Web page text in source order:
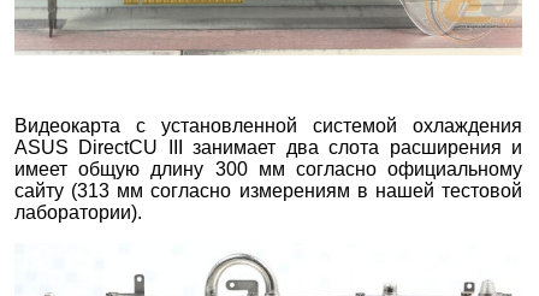
Видеокарта с установленной системой охлаждения
ASUS DirectCU III занимает два слота расширения и
имеет общую длину 300 мм согласно официальному
сайту (313 мм согласно измерениям в нашей тестовой
лаборатории).